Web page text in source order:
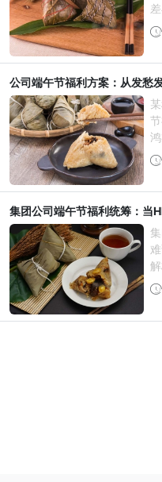
公司端午节福利方案：从发愁
集团公司端午节福利统筹：当